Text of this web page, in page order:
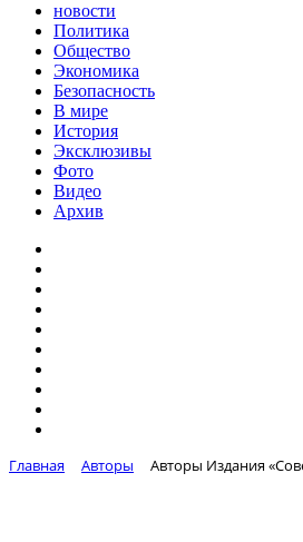
новости
Политика
Общество
Экономика
Безопасность
В мире
История
Эксклюзивы
Фото
Видео
Архив
Главная Авторы Авторы Издания